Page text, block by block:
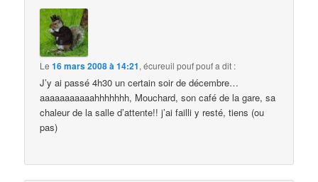
Le16 mars 2008 à 14:21,écureuil pouf poufa dit :
J’y ai passé 4h30 un certain soir de décembre…
aaaaaaaaaaahhhhhhh, Mouchard, son café de la gare, sa
chaleur de la salle d’attente!! j’ai failli y resté, tiens (ou
pas)